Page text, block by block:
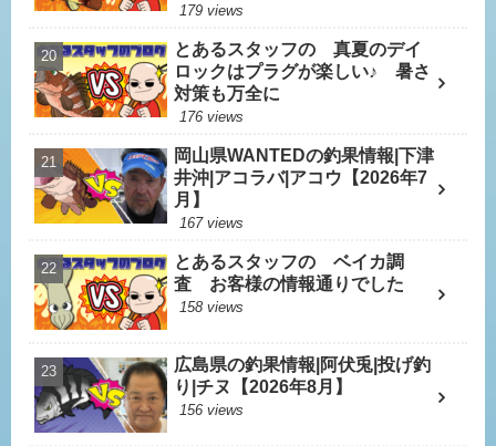
179 views
とあるスタッフの 真夏のデイ
ロックはプラグが楽しい♪ 暑さ
対策も万全に
176 views
岡山県WANTEDの釣果情報|下津
井沖|アコラバ|アコウ【2026年7
月】
167 views
とあるスタッフの ベイカ調
査 お客様の情報通りでした
158 views
広島県の釣果情報|阿伏兎|投げ釣
り|チヌ【2026年8月】
156 views